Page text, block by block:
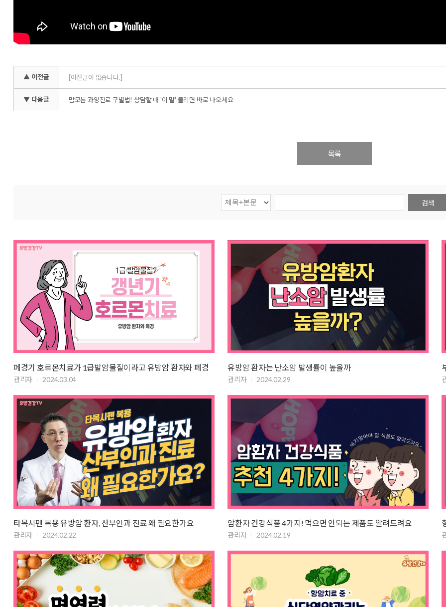
▲ 이전글 [이전글이 없습니다.]
▼ 다음글 맘모톰 과잉진료 구별법! 상담할 때 '이 말' 들리면 바로 나오세요
목록
검색
폐경기 호르몬치료가 1급발암물질이라고 유방암 환자와 폐경
관리자 2024.03.04
유방암 환자는 난소암 발생률이 높을까
관리자 2024.02.29
타목시펜 복용 유방암 환자, 산부인과 진료 왜 필요한가요
관리자 2024.02.22
암환자 건강식품 4가지! 먹으면 안되는 제품도 알려드려요
관리자 2024.02.19